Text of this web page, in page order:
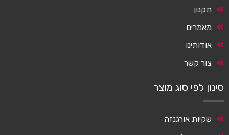
תקנון
מאמרים
אודותינו
צור קשר
סינון לפי סוג מוצר
שקיות אורגנזה